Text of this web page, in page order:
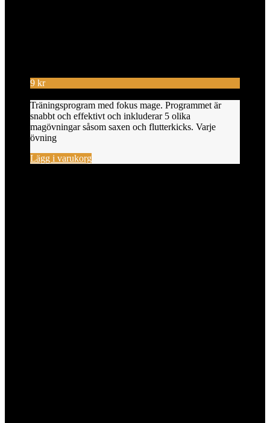
9 kr
Träningsprogram med fokus mage. Programmet är
snabbt och effektivt och inkluderar 5 olika
magövningar såsom saxen och flutterkicks. Varje
övning